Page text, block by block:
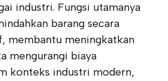
industri. Fungsi utamanya
barang secara
membantu meningkatkan
mengurangi biaya
konteks industri modern,